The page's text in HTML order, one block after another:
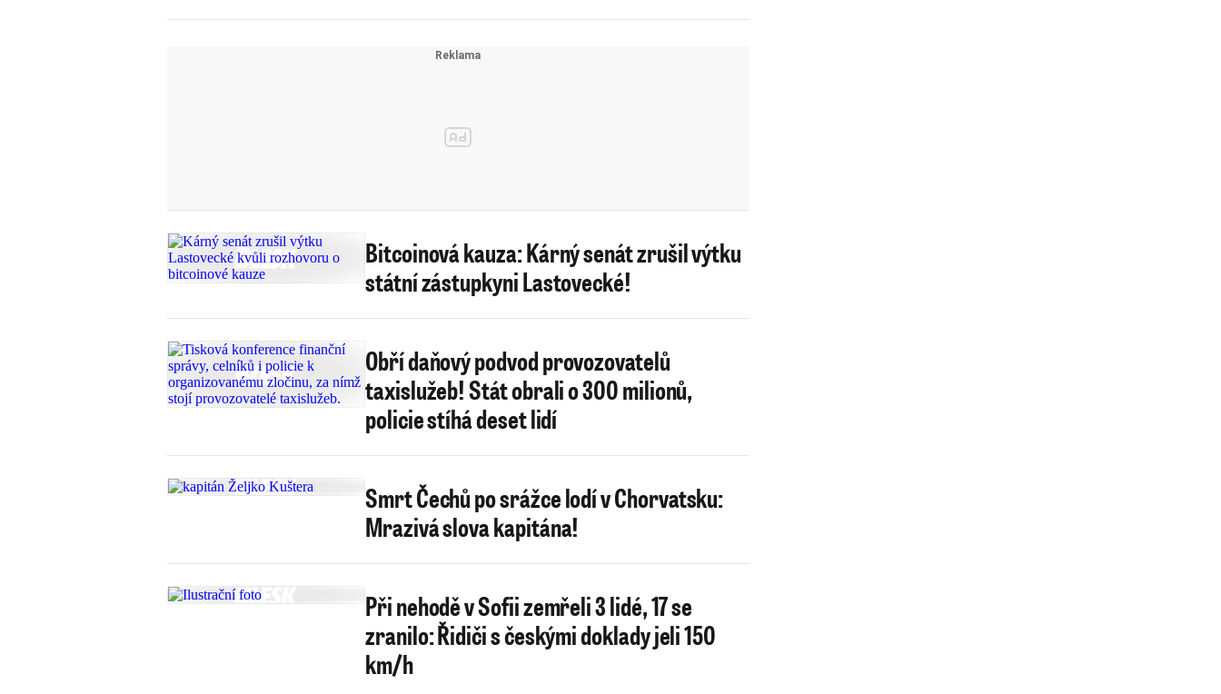
Bitcoinová kauza: Kárný senát zrušil výtku
státní zástupkyni Lastovecké!
Obří daňový podvod provozovatelů
taxislužeb! Stát obrali o 300 milionů,
policie stíhá deset lidí
Smrt Čechů po srážce lodí v Chorvatsku:
Mrazivá slova kapitána!
Při nehodě v Sofii zemřeli 3 lidé, 17 se
zranilo: Řidiči s českými doklady jeli 150
km/h